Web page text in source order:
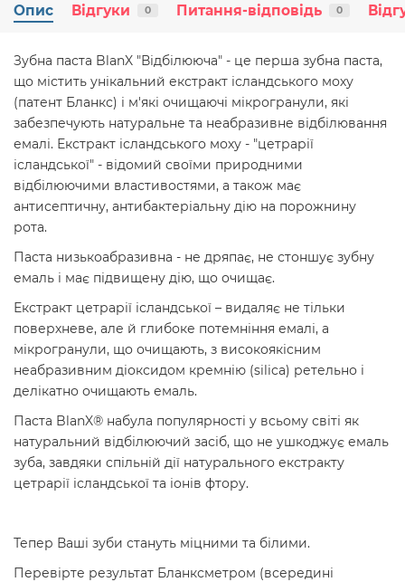
Опис Відгуки 0 Питання-відповідь 0
Зубна паста BlanX "Відбілююча" - це перша зубна паста,
що містить унікальний екстракт ісландського моху
(патент Бланкс) і м'які очищаючі мікрогранули, які
забезпечують натуральне та неабразивне відбілювання
емалі. Екстракт ісландського моху - "цетрарії
ісландської" - відомий своїми природними
відбілюючими властивостями, а також має
антисептичну, антибактеріальну дію на порожнину
рота.
Паста низькоабразивна - не дряпає, не стоншує зубну
емаль і має підвищену дію, що очищає.
Екстракт цетрарії ісландської – видаляє не тільки
поверхневе, але й глибоке потемніння емалі, а
мікрогранули, що очищають, з високоякісним
неабразивним діоксидом кремнію (silica) ретельно і
делікатно очищають емаль.
Паста BlanX® набула популярності у всьому світі як
натуральний відбілюючий засіб, що не ушкоджує емаль
зуба, завдяки спільній дії натурального екстракту
цетрарії ісландської та іонів фтору.
Тепер Ваші зуби стануть міцними та білими.
Перевірте результат Бланксметром (всередині